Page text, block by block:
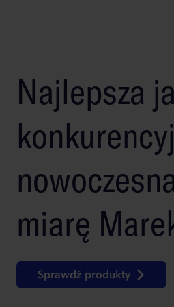
Najlepsza
miarę
Sprawdź produkty